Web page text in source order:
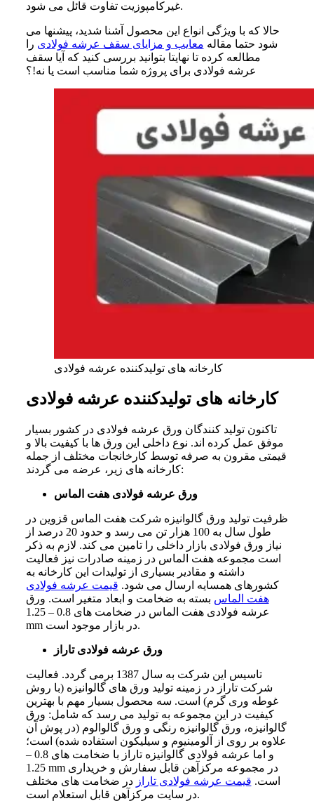
غیرکامپوزیت تفاوت قائل می شود.
حالا که با ویژگی انواع این محصول آشنا شدید، پیشنها می‌
شود حتما مقاله معایب و مزایای سقف عرشه فولادی را
مطالعه کرده تا نهایتا بتوانید بررسی کنید که آیا سقف
عرشه فولادی برای پروژه شما مناسب است یا نه!؟
کارخانه های تولیدکننده عرشه فولادی
کارخانه های تولیدکننده عرشه فولادی
تاکنون تولید کنندگان ورق عرشه فولادی در کشور بسیار
موفق عمل کرده‌ اند. نوع داخلی این ورق‌ ها با کیفیت بالا و
قیمتی مقرون به صرفه توسط کارخانجات مختلف از جمله
کارخانه‌ های زیر، عرضه می‌ گردند:
ورق عرشه فولادی هفت الماس
ظرفیت تولید ورق گالوانیزه شرکت هفت الماس قزوین در
طول سال به 100 هزار تن می‌ رسد و حدود 20 درصد از
نیاز ورق فولادی بازار داخلی را تامین می‌ کند. لازم به ذکر
است مجموعه هفت الماس در زمینه صادرات نیز فعالیت
داشته و مقادیر بسیاری از تولیدات این کارخانه به
کشورهای همسایه ارسال می‌ شود. قیمت عرشه فولادی
هفت الماس بسته به ضخامت و ابعاد متغیر است. ورق
عرشه فولادی هفت الماس در ضخامت‌ های 0.8 – 1.25
mm در بازار موجود است.
ورق عرشه فولادی تاراز
تاسیس این شرکت به سال 1387 برمی‌ گردد. فعالیت
شرکت تاراز در زمینه تولید ورق‌ های گالوانیزه (با روش
غوطه وری گرم) است. سه محصول بسیار مهم با بهترین
کیفیت در این مجموعه به تولید می‌ رسد که شامل: ورق
گالوانیزه، ورق گالوانیزه رنگی و ورق گالوالوم (در پوش آن
علاوه بر روی از آلومینیوم و سیلیکون استفاده شده) است؛
و اما عرشه فولادی گالوانیزه تاراز با ضخامت‌ های 0.8 –
1.25 mm در مجموعه مرکزآهن قابل سفارش و خریداری
است. قیمت عرشه فولادی تاراز در ضخامت‌ های مختلف
در سایت مرکزآهن قابل استعلام است.